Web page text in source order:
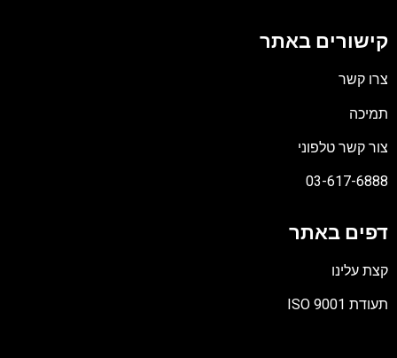
קישורים באתר
צרו קשר
תמיכה
צור קשר טלפוני
03-617-6888
דפים באתר
קצת עלינו
תעודת ISO 9001